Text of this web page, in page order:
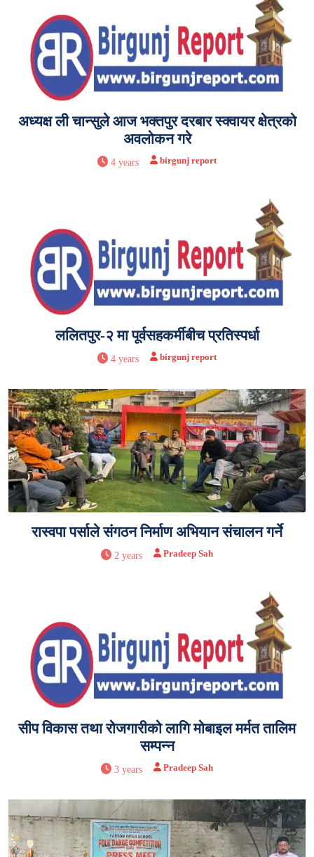
अध्यक्ष ली चान्सुले आज भक्तपुर दरबार स्क्वायर क्षेत्रको
अवलोकन गरे
4 years birgunj report
ललितपुर-२ मा पूर्वसहकर्मीबीच प्रतिस्पर्धा
4 years birgunj report
रास्वपा पर्साले संगठन निर्माण अभियान संचालन गर्ने
2 years Pradeep Sah
सीप विकास तथा रोजगारीको लागि मोबाइल मर्मत तालिम
सम्पन्न
3 years Pradeep Sah